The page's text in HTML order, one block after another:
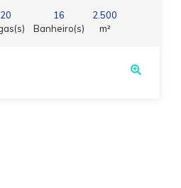
20
16
Banheiro(s)
2.500
m²